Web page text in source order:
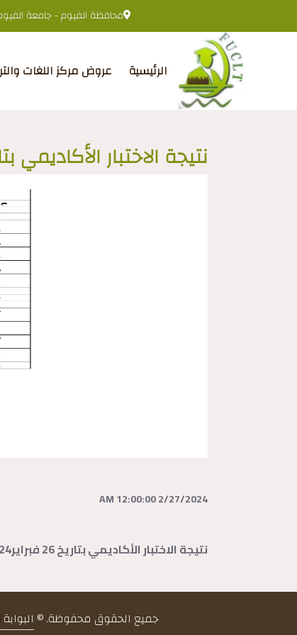
محافظة الفيوم - جامعة
الرئيسية عروض مركز اللغات
نتيجة الاختبار الأكاديمي بتاريخ 26
2/27/2024 12:00:00 AM
نتيجة الاختبار الأكاديمي بتاريخ 26 فبراير2024م
جميع الحقوق محفوظة. ©